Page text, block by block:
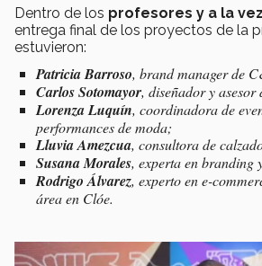
Dentro de los profesores y a la
entrega final de los proyectos de la
estuvieron:
Patricia Barroso, brand managerde
Carlos Sotomayor, diseñador y asesor
Lorenza Luquín, coordinadora de
performancesde moda;
Lluvia Amezcua, consultora de
Susana Morales, experta enbranding
Rodrigo Álvarez, experto ene-
área en Clóe.